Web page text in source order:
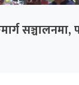
सञ्चालनमा,